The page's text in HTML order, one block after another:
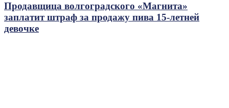
Продавщица волгоградского «Магнита»
заплатит штраф за продажу пива 15-летней
девочке